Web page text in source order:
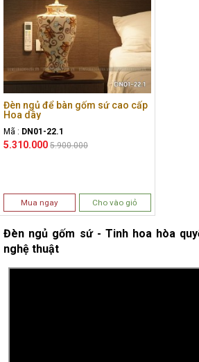
Đèn ngủ để bàn gốm sứ cao cấp
Hoa dây
Mã : DN01-22.1
5.310.000 5.900.000
Mua ngay Cho vào giỏ
Đèn ngủ gốm sứ - Tinh hoa hòa
nghệ thuật